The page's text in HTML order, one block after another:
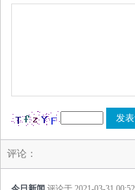
评论：